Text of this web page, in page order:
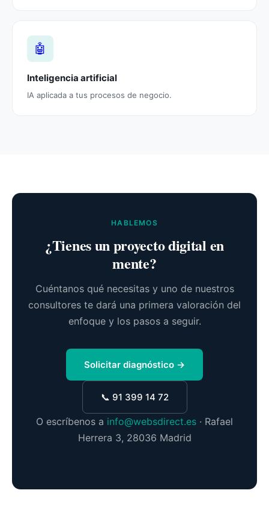
🤖
Inteligencia artificial
IA aplicada a tus procesos de negocio.
HABLEMOS
¿Tienes un proyecto digital en
mente?
Cuéntanos qué necesitas y uno de nuestros
consultores te dará una primera valoración del
enfoque y los pasos a seguir.
Solicitar diagnóstico →
📞 91 399 14 72
O escríbenos a info@websdirect.es · Rafael
Herrera 3, 28036 Madrid